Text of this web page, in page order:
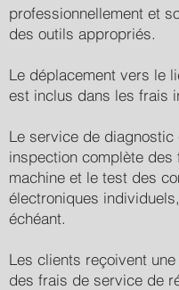
professionnellement et
des outils appropriés.
Le déplacement vers le
est inclus dans les frais
Le service de diagnostic
inspection complète des
machine et le test des
électroniques
échéant.
Les clients reçoivent
des frais de service de